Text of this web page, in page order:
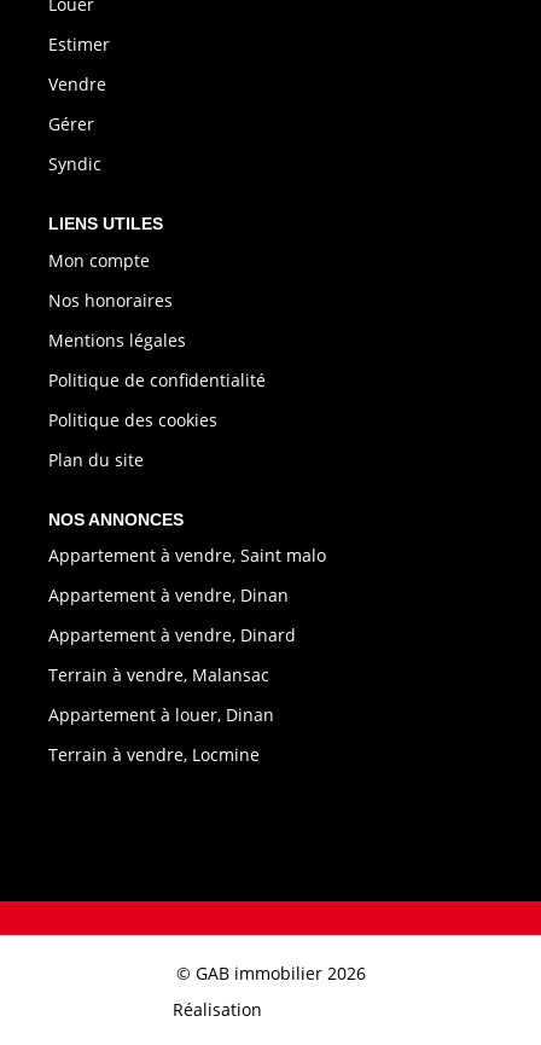
Estimer
Vendre
Gérer
Syndic
LIENS UTILES
Mon compte
Nos honoraires
Mentions légales
Politique de confidentialité
Politique des cookies
Plan du site
NOS ANNONCES
Appartement à vendre, Saint malo
Appartement à vendre, Dinan
Appartement à vendre, Dinard
Terrain à vendre, Malansac
Appartement à louer, Dinan
Terrain à vendre, Locmine
© GAB immobilier 2026
Réalisation